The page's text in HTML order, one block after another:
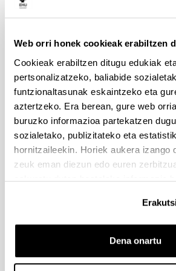
Web orri honek cookieak erabiltzen
Cookieak erabiltzen ditugu edukiak
pertsonalizatzeko, baliabide
funtzionaltasunak eskaintzeko eta
aztertzeko. Era berean, gure web
buruzko informazioa partekatzen
sozialetako, publizitateko eta
hornitzaileekin. Horiek aukera izango
zeuk eman diezun edo euren
eskuratu duten bestelako informazio
Dena onartu
2026/09/11
FUNDACION LA CAIXA JUNIOR
PROGRAMME 2027
Izapide irekia
IKERTZAILE DOKTOREAK UPV/EHUn
DEIALDIA (2026)
Izapide irekia (Eskaerak aurkezteko epea:
23:59)
eskaeren behin behineko zerrenda.
PRESTAKUNTZA BIDEAN DAUDEN
KONTRATATZEKO 2026-I DEIALDIA,
PROIEKTU BATEN BALIABIDE
FINANTZATURIK